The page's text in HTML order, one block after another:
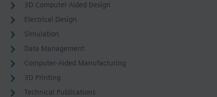
3D Computer Aided Design
Electrical Design
Simulation
Data Management
Computer-Aided Manufacturing
3D Printing
Technical Publications